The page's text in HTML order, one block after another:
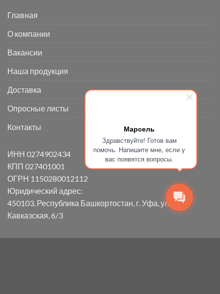
Марсель
Здравствуйте! Готов вам
помочь. Напишите мне, если у
вас появятся вопросы.
Главная
О компании
Вакансии
Наша продукция
Доставка
Опросные листы
Контакты
ИНН 0274902434
КПП 027401001
ОГРН 1150280012112
Юридический адрес:
450103, Республика Башкортостан, г. Уфа, ул.
Кавказская, 6/3